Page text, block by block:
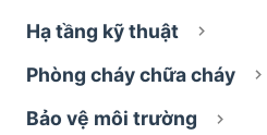
Hạ tầng kỹ thuật
Phòng cháy chữa cháy
Bảo vệ môi trường